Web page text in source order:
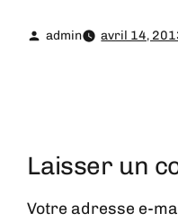
admin avril 14,
Laisser un
Votre adresse e-